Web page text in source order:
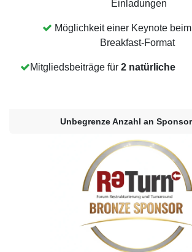
Einladungen
Möglichkeit einer
Breakfast-Format
Mitgliedsbeiträge für2
Unbegrenze Anzahl an